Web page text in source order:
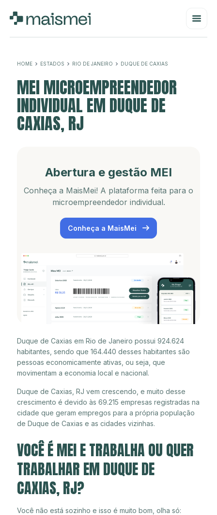
HOME ESTADOS RIO DE JANEIRO DUQUE DE CAXIAS
MEI MICROEMPREENDEDOR
INDIVIDUAL EM DUQUE DE
CAXIAS, RJ
Abertura e gestão MEI
Conheça a MaisMei! A plataforma feita para o
microempreendedor individual.
Conheça a MaisMei
Duque de Caxias em Rio de Janeiro possui 924.624
habitantes, sendo que 164.440 desses habitantes são
pessoas economicamente ativas, ou seja, que
movimentam a economia local e nacional.
Duque de Caxias, RJ vem crescendo, e muito desse
crescimento é devido às 69.215 empresas registradas na
cidade que geram empregos para a própria população
de Duque de Caxias e as cidades vizinhas.
VOCÊ É MEI E TRABALHA OU QUER
TRABALHAR EM DUQUE DE
CAXIAS, RJ?
Você não está sozinho e isso é muito bom, olha só: